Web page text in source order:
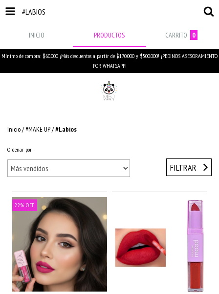
#LABIOS
INICIO PRODUCTOS CARRITO 0
Mínimo de compra: $60.000 ¡Más descuentos a partir de $170.000 y $500.000! ¡PEDINOS ASESORAMIENTO
POR WHATSAPP!
Inicio/#MAKE UP/#Labios
Ordenar por
FILTRAR
22% OFF